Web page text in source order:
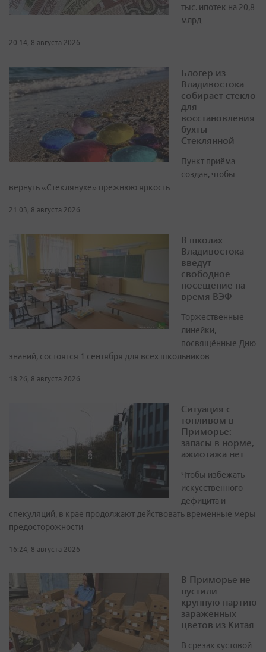
тыс. ипотек на 20,8
млрд
20:14, 8 августа 2026
Блогер из
Владивостока
собирает стекло
для
восстановления
бухты
Стеклянной
Пункт приёма
создан, чтобы
вернуть «Стеклянухе» прежнюю яркость
21:03, 8 августа 2026
В школах
Владивостока
введут
свободное
посещение на
время ВЭФ
Торжественные
линейки,
посвящённые Дню
знаний, состоятся 1 сентября для всех школьников
18:26, 8 августа 2026
Ситуация с
топливом в
Приморье:
запасы в норме,
ажиотажа нет
Чтобы избежать
искусственного
дефицита и
спекуляций, в крае продолжают действовать временные меры
предосторожности
16:24, 8 августа 2026
В Приморье не
пустили
крупную партию
зараженных
цветов из Китая
В срезах кустовой